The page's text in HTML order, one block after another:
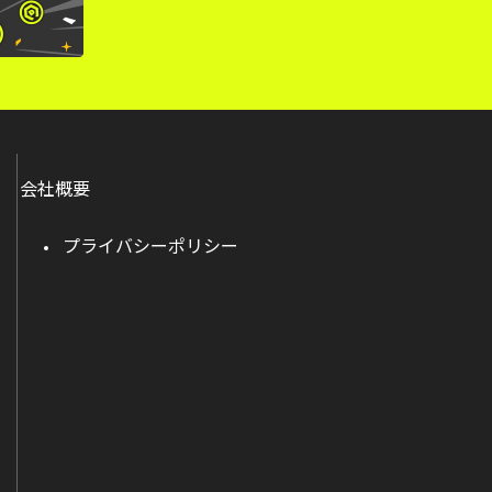
会社概要
プライバシーポリシー